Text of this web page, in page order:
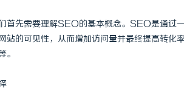
首先需要理解SEO的基本概念。SEO是通过
站的可见性，从而增加访问量并最终提高转
。